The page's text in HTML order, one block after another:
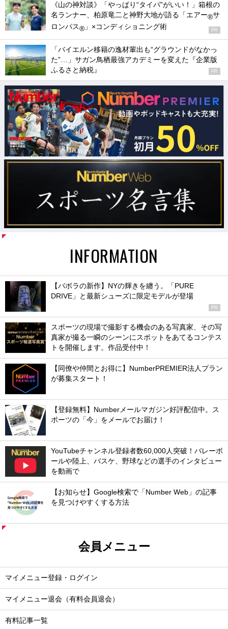
《山の神対談》「やっぱり“タイパ”がいい！」箱根の
名ランナー、柏原竜二と神野大地が語る「エアー®サ
ロンパス® 」×コンディショニング術 PR
「バイエルン移籍の逸材輩出も“グラウンドがなかっ
た”…」サガン鳥栖最強アカデミーを変えた『企業版
ふるさと納税』
PR
INFORMATION
【バボラの新作】NYの輝きを纏う。「PURE
DRIVE」と最新シューズに限定モデルが登場
PR
スポーツの現場で撮影する機会のある写真家、その写
真家が撮る一瞬のシーンにスポットをあてるコンテス
トを開催します。作品受付中！
【同僚や仲間とお得に】NumberPREMIER法人プラン
が募集スタート！
【登録無料】Numberメールマガジン好評配信中。ス
ポーツの「今」をメールでお届け！
YouTubeチャンネル登録者数60,000人突破！バレーボ
ールや陸上、バスケ、野球などの選手のインタビュー
を動画で
【お知らせ】Google検索で「Number Web」の記事
を見つけやすくする方法
会員メニュー
マイメニュー登録・ログイン
マイメニュー退会（有料会員退会）
有料記事一覧